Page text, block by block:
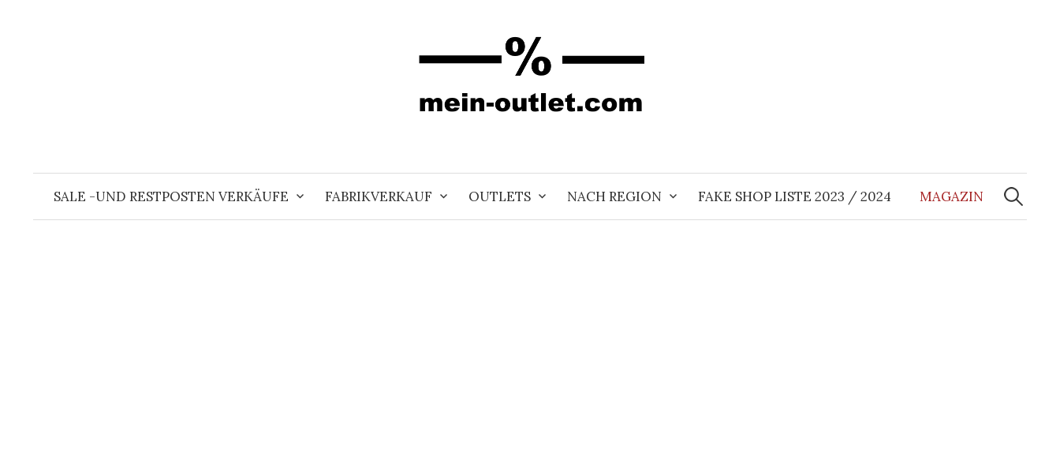
SALE -UND RESTPOSTEN VERKÄUFE FABRIKVERKAUF OUTLETS NACH REGION FAKE SHOP LISTE 2023 / 2024 MAGAZIN
Suchen
nach: